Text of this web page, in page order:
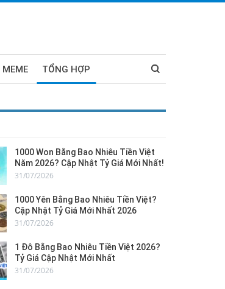
MEME TỔNG HỢP
1000 Won Bằng Bao Nhiêu Tiền Việt
Năm 2026? Cập Nhật Tỷ Giá Mới Nhất!
31/07/2026
1000 Yên Bằng Bao Nhiêu Tiền Việt?
Cập Nhật Tỷ Giá Mới Nhất 2026
31/07/2026
1 Đô Bằng Bao Nhiêu Tiền Việt 2026?
Tỷ Giá Cập Nhật Mới Nhất
31/07/2026